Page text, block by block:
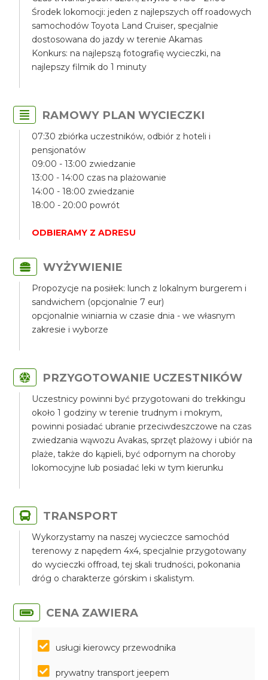
Środek lokomocji: jeden z najlepszych off roadowych
samochodów Toyota Land Cruiser, specjalnie
dostosowana do jazdy w terenie Akamas
Konkurs: na najlepszą fotografię wycieczki, na
najlepszy filmik do 1 minuty
RAMOWY PLAN WYCIECZKI
07:30 zbiórka uczestników, odbiór z hoteli i
pensjonatów
09:00 - 13:00 zwiedzanie
13:00 - 14:00 czas na plażowanie
14:00 - 18:00 zwiedzanie
18:00 - 20:00 powrót
ODBIERAMY Z ADRESU
WYŻYWIENIE
Propozycje na posiłek: lunch z lokalnym burgerem i
sandwichem (opcjonalnie 7 eur)
opcjonalnie winiarnia w czasie dnia - we własnym
zakresie i wyborze
PRZYGOTOWANIE UCZESTNIKÓW
Uczestnicy powinni być przygotowani do trekkingu
około 1 godziny w terenie trudnym i mokrym,
powinni posiadać ubranie przeciwdeszczowe na czas
zwiedzania wąwozu Avakas, sprzęt plażowy i ubiór na
plaże, także do kąpieli, być odpornym na choroby
lokomocyjne lub posiadać leki w tym kierunku
TRANSPORT
Wykorzystamy na naszej wycieczce samochód
terenowy z napędem 4x4, specjalnie przygotowany
do wycieczki offroad, tej skali trudności, pokonania
dróg o charakterze górskim i skalistym.
CENA ZAWIERA
usługi kierowcy przewodnika
prywatny transport jeepem